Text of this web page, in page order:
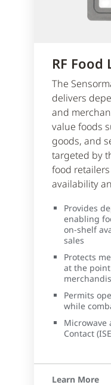
RF Food
The
delivers
and
value foods
goods, and
targeted by
food
availability
Provides
enabling
on-shelf
sales
Protects
at the
Permits
while
Microwave
Contact
Learn More